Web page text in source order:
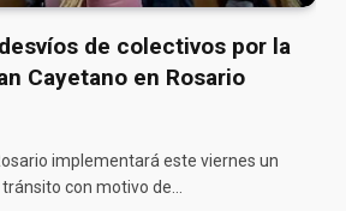
de colectivos por la
Cayetano en Rosario
implementará este viernes un
con motivo de…